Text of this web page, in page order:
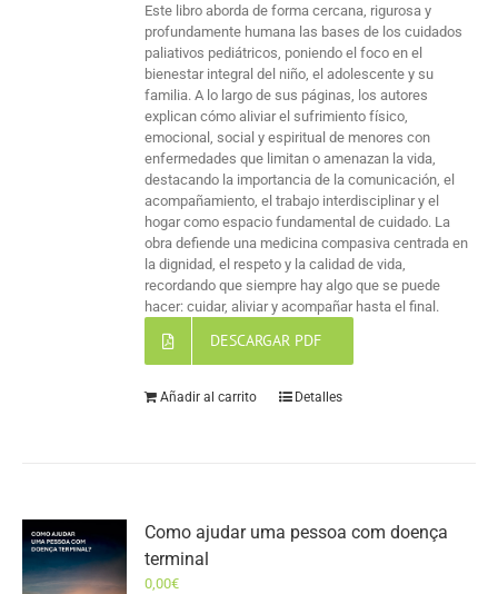
Este libro aborda de forma cercana, rigurosa y
profundamente humana las bases de los cuidados
paliativos pediátricos, poniendo el foco en el
bienestar integral del niño, el adolescente y su
familia. A lo largo de sus páginas, los autores
explican cómo aliviar el sufrimiento físico,
emocional, social y espiritual de menores con
enfermedades que limitan o amenazan la vida,
destacando la importancia de la comunicación, el
acompañamiento, el trabajo interdisciplinar y el
hogar como espacio fundamental de cuidado. La
obra defiende una medicina compasiva centrada en
la dignidad, el respeto y la calidad de vida,
recordando que siempre hay algo que se puede
hacer: cuidar, aliviar y acompañar hasta el final.
DESCARGAR PDF
Añadir al carrito Detalles
Como ajudar uma pessoa com doença
terminal
0,00€